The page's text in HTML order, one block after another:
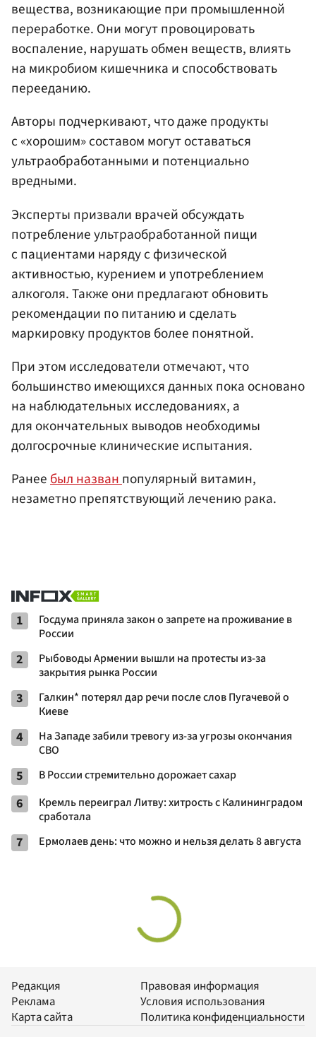
вещества, возникающие при промышленной
переработке. Они могут провоцировать
воспаление, нарушать обмен веществ, влиять
на микробиом кишечника и способствовать
перееданию.
Авторы подчеркивают, что даже продукты
с «хорошим» составом могут оставаться
ультраобработанными и потенциально
вредными.
Эксперты призвали врачей обсуждать
потребление ультраобработанной пищи
с пациентами наряду с физической
активностью, курением и употреблением
алкоголя. Также они предлагают обновить
рекомендации по питанию и сделать
маркировку продуктов более понятной.
При этом исследователи отмечают, что
большинство имеющихся данных пока основано
на наблюдательных исследованиях, а
для окончательных выводов необходимы
долгосрочные клинические испытания.
Ранеебыл названпопулярный витамин,
незаметно препятствующий лечению рака.
1
Госдума приняла закон о запрете на проживание в
России
2
Рыбоводы Армении вышли на протесты из-за
закрытия рынка России
3
Галкин* потерял дар речи после слов Пугачевой о
Киеве
4
На Западе забили тревогу из-за угрозы окончания
СВО
5 В России стремительно дорожает сахар
6
Кремль переиграл Литву: хитрость с Калининградом
сработала
7 Ермолаев день: что можно и нельзя делать 8 августа
Редакция
Реклама
Карта сайта
Правовая информация
Условия использования
Политика конфиденциальности